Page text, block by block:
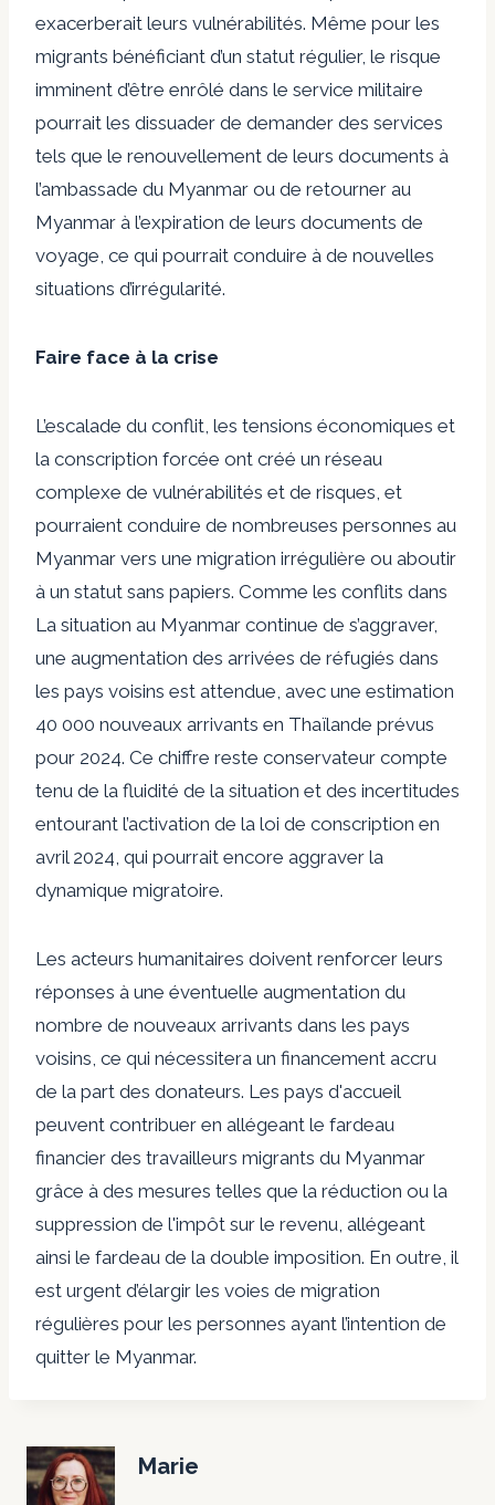
exacerberait leurs vulnérabilités. Même pour les
migrants bénéficiant d’un statut régulier, le risque
imminent d’être enrôlé dans le service militaire
pourrait les dissuader de demander des services
tels que le renouvellement de leurs documents à
l’ambassade du Myanmar ou de retourner au
Myanmar à l’expiration de leurs documents de
voyage, ce qui pourrait conduire à de nouvelles
situations d’irrégularité.
Faire face à la crise
L’escalade du conflit, les tensions économiques et
la conscription forcée ont créé un réseau
complexe de vulnérabilités et de risques, et
pourraient conduire de nombreuses personnes au
Myanmar vers une migration irrégulière ou aboutir
à un statut sans papiers. Comme les conflits dans
La situation au Myanmar continue de s’aggraver,
une augmentation des arrivées de réfugiés dans
les pays voisins est attendue, avec une estimation
40 000 nouveaux arrivants en Thaïlande prévus
pour 2024. Ce chiffre reste conservateur compte
tenu de la fluidité de la situation et des incertitudes
entourant l’activation de la loi de conscription en
avril 2024, qui pourrait encore aggraver la
dynamique migratoire.
Les acteurs humanitaires doivent renforcer leurs
réponses à une éventuelle augmentation du
nombre de nouveaux arrivants dans les pays
voisins, ce qui nécessitera un financement accru
de la part des donateurs. Les pays d'accueil
peuvent contribuer en allégeant le fardeau
financier des travailleurs migrants du Myanmar
grâce à des mesures telles que la réduction ou la
suppression de l'impôt sur le revenu, allégeant
ainsi le fardeau de la double imposition. En outre, il
est urgent d’élargir les voies de migration
régulières pour les personnes ayant l’intention de
quitter le Myanmar.
Marie